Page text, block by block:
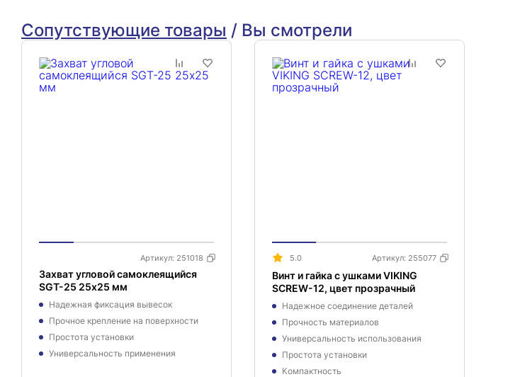
Сопутствующие товары / Вы смотрели
Артикул: 251018
Захват угловой cамоклеящийся
SGT-25 25х25 мм
Надежная фиксация вывесок
Прочное крепление на поверхности
Простота установки
Универсальность применения
5.0 Артикул: 255077
Винт и гайка с ушками VIKING
SCREW-12, цвет прозрачный
Надежное соединение деталей
Прочность материалов
Универсальность использования
Простота установки
Компактность